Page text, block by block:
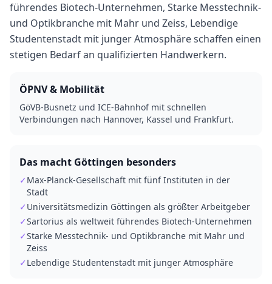
führendes Biotech-Unternehmen, Starke Messtechnik-
und Optikbranche mit Mahr und Zeiss, Lebendige
Studentenstadt mit junger Atmosphäre schaffen einen
stetigen Bedarf an qualifizierten Handwerkern.
ÖPNV & Mobilität
GöVB-Busnetz und ICE-Bahnhof mit schnellen
Verbindungen nach Hannover, Kassel und Frankfurt.
Das macht Göttingen besonders
✓ Max-Planck-Gesellschaft mit fünf Instituten in der
Stadt
✓ Universitätsmedizin Göttingen als größter Arbeitgeber
✓Sartorius als weltweit führendes Biotech-Unternehmen
✓Starke Messtechnik- und Optikbranche mit Mahr und
Zeiss
✓ Lebendige Studentenstadt mit junger Atmosphäre